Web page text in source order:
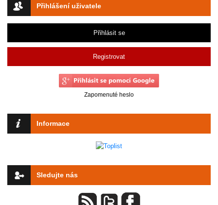
Přihlášení uživatele
Přihlásit se
Registrovat
Zapomenuté heslo
Informace
Sledujte nás